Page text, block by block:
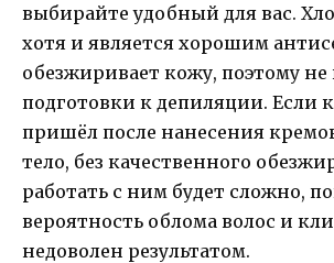
выбирайте удобный для вас.
хотя и является хорошим
обезжиривает кожу, поэтому не
подготовки к депиляции. Если
пришёл после нанесения
тело, без качественного
работать с ним будет сложно,
вероятность облома волос и
недоволен результатом.